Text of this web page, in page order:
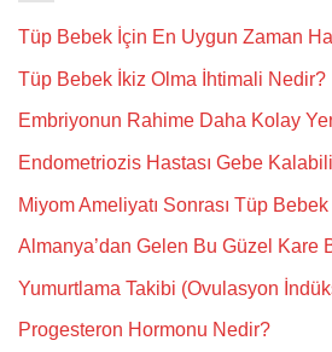
Tüp Bebek İçin En Uygun Zaman
Tüp Bebek İkiz Olma İhtimali Nedir?
Embriyonun Rahime Daha Kolay
Endometriozis Hastası Gebe
Miyom Ameliyatı Sonrası Tüp
Almanya’dan Gelen Bu Güzel Kare
Yumurtlama Takibi (Ovulasyon
Progesteron Hormonu Nedir?